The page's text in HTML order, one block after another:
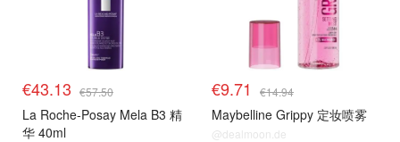
€43.13 €57.50
La Roche-Posay Mela B3 精
华 40ml
€9.71 €14.94
Maybelline Grippy 定妆喷雾
@dealmoon.de